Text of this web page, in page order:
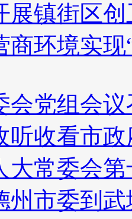
展镇街区
商环境实
会党组会
听收看市
大常委会
州市委到